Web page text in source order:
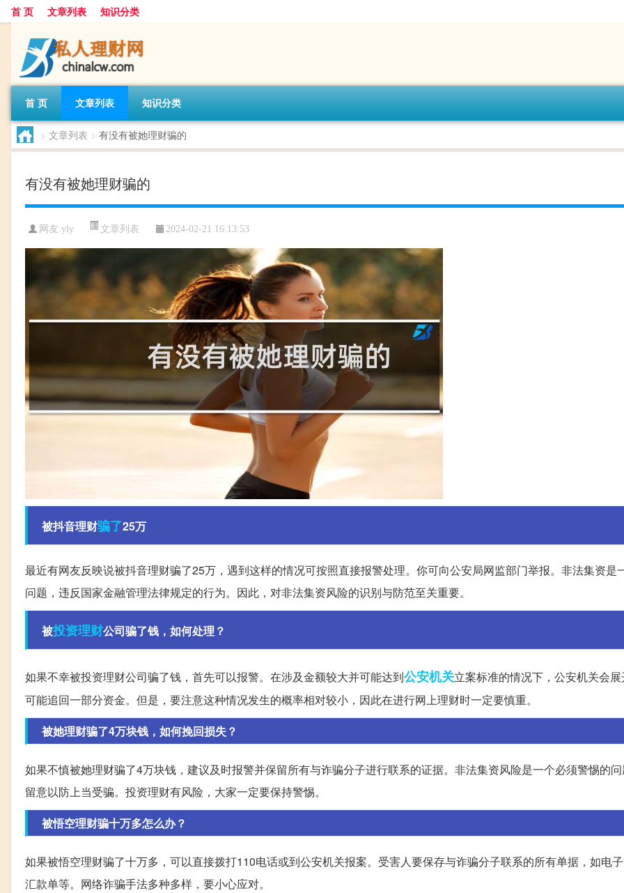
首 页 文章列表 知识分类
首 页 文章列表 知识分类
> 文章列表 > 有没有被她理财骗的
有没有被她理财骗的
网友:yly 文章列表 2024-02-21 16:13:53
被抖音理财骗了25万
最近有网友反映说被抖音理财骗了25万，遇到这样的情况可按照直接报警处理。你可向公安局网监部门举报。非法集资是
问题，违反国家金融管理法律规定的行为。因此，对非法集资风险的识别与防范至关重要。
被投资理财公司骗了钱，如何处理？
如果不幸被投资理财公司骗了钱，首先可以报警。在涉及金额较大并可能达到公安机关立案标准的情况下，公安机关会
可能追回一部分资金。但是，要注意这种情况发生的概率相对较小，因此在进行网上理财时一定要慎重。
被她理财骗了4万块钱，如何挽回损失？
如果不慎被她理财骗了4万块钱，建议及时报警并保留所有与诈骗分子进行联系的证据。非法集资风险是一个必须警惕的
留意以防上当受骗。投资理财有风险，大家一定要保持警惕。
被悟空理财骗十万多怎么办？
如果被悟空理财骗了十万多，可以直接拨打110电话或到公安机关报案。受害人要保存与诈骗分子联系的所有单据，如电
汇款单等。网络诈骗手法多种多样，要小心应对。